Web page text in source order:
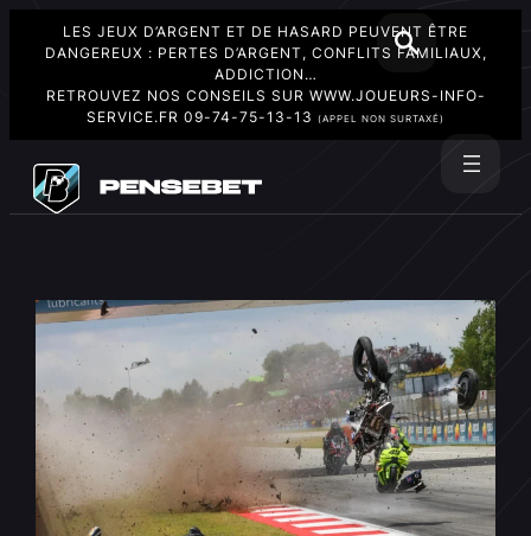
LES JEUX D’ARGENT ET DE HASARD PEUVENT ÊTRE
DANGEREUX : PERTES D’ARGENT, CONFLITS FAMILIAUX,
ADDICTION…
RETROUVEZ NOS CONSEILS SUR WWW.JOUEURS-INFO-
SERVICE.FR 09-74-75-13-13 (APPEL NON SURTAXÉ)
contenu